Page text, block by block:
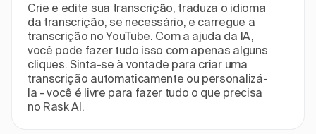
Crie e edite sua transcrição, traduza o idioma
da transcrição, se necessário, e carregue a
transcrição no YouTube. Com a ajuda da IA,
você pode fazer tudo isso com apenas alguns
cliques. Sinta-se à vontade para criar uma
transcrição automaticamente ou personalizá-
la - você é livre para fazer tudo o que precisa
no Rask AI.